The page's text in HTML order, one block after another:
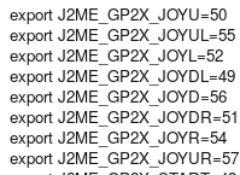
export J2ME_GP2X_JOYU=50
export J2ME_GP2X_JOYUL=55
export J2ME_GP2X_JOYL=52
export J2ME_GP2X_JOYDL=49
export J2ME_GP2X_JOYD=56
export J2ME_GP2X_JOYDR=51
export J2ME_GP2X_JOYR=54
export J2ME_GP2X_JOYUR=57